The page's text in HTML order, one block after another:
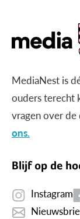
MediaNest is
ouders terecht
vragen over
ons.
Blijf op de
Instagram